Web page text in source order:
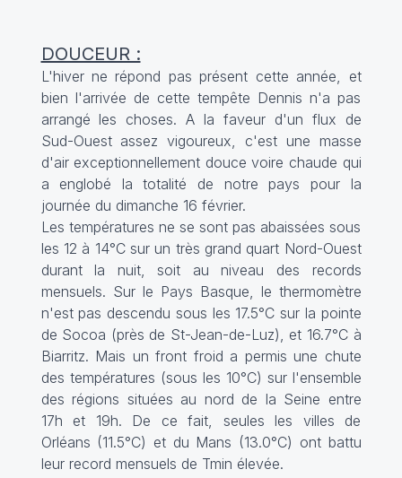
DOUCEUR :
L'hiver ne répond pas présent cette année, et
bien l'arrivée de cette tempête Dennis n'a pas
arrangé les choses. A la faveur d'un flux de
Sud-Ouest assez vigoureux, c'est une masse
d'air exceptionnellement douce voire chaude qui
a englobé la totalité de notre pays pour la
journée du dimanche 16 février.
Les températures ne se sont pas abaissées sous
les 12 à 14°C sur un très grand quart Nord-Ouest
durant la nuit, soit au niveau des records
mensuels. Sur le Pays Basque, le thermomètre
n'est pas descendu sous les 17.5°C sur la pointe
de Socoa (près de St-Jean-de-Luz), et 16.7°C à
Biarritz. Mais un front froid a permis une chute
des températures (sous les 10°C) sur l'ensemble
des régions situées au nord de la Seine entre
17h et 19h. De ce fait, seules les villes de
Orléans (11.5°C) et du Mans (13.0°C) ont battu
leur record mensuels de Tmin élevée.